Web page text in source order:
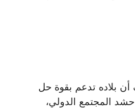
أن بلاده تدعم بقوة حل
حشد المجتمع الدولي،